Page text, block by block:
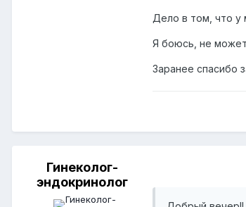
Дело в том, что у
Я боюсь, не
Заранее спасибо
Гинеколог-
эндокринолог